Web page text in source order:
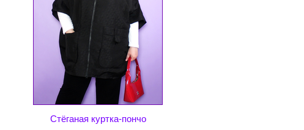
Стёганая куртка-пончо